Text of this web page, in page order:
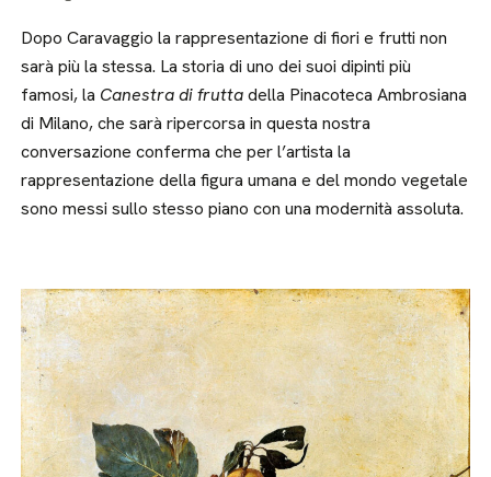
Dopo Caravaggio la rappresentazione di fiori e frutti non
sarà più la stessa. La storia di uno dei suoi dipinti più
famosi, la Canestra di fruttadella Pinacoteca Ambrosiana
di Milano, che sarà ripercorsa in questa nostra
conversazione conferma che per l’artista la
rappresentazione della figura umana e del mondo vegetale
sono messi sullo stesso piano con una modernità assoluta.